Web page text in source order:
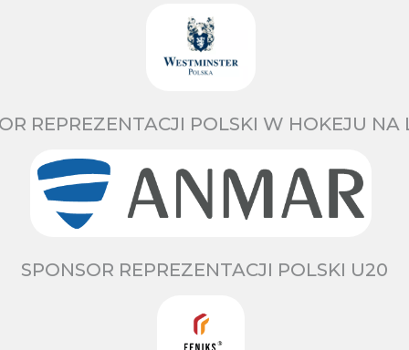
REPREZENTACJI POLSKI W HOKEJU NA
SPONSOR REPREZENTACJI POLSKI U20